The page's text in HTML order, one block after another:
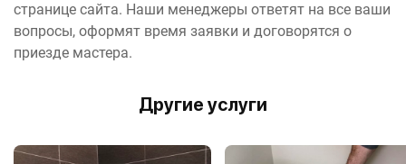
странице сайта. Наши менеджеры ответят на все ваши
вопросы, оформят время заявки и договорятся о
приезде мастера.
Другие услуги